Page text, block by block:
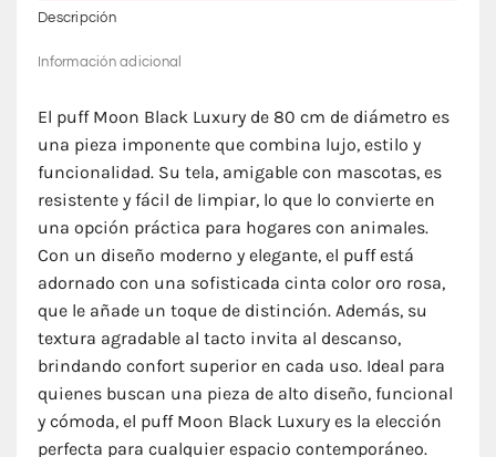
Descripción
Información adicional
El puff Moon Black Luxury de 80 cm de diámetro es
una pieza imponente que combina lujo, estilo y
funcionalidad. Su tela, amigable con mascotas, es
resistente y fácil de limpiar, lo que lo convierte en
una opción práctica para hogares con animales.
Con un diseño moderno y elegante, el puff está
adornado con una sofisticada cinta color oro rosa,
que le añade un toque de distinción. Además, su
textura agradable al tacto invita al descanso,
brindando confort superior en cada uso. Ideal para
quienes buscan una pieza de alto diseño, funcional
y cómoda, el puff Moon Black Luxury es la elección
perfecta para cualquier espacio contemporáneo.